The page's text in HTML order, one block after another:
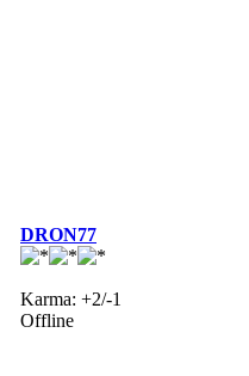
DRON77
Karma: +2/-1
Offline